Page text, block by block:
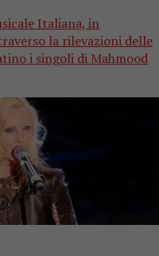
Italiana, in
la rilevazioni delle
i singoli di Mahmood